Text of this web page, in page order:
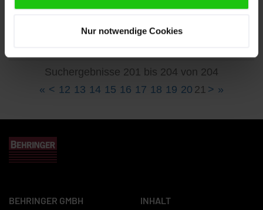
Nur notwendige Cookies
Suchergebnisse 201 bis 204 von 204
« < 12 13 14 15 16 17 18 19 20 21 > »
BEHRINGER GMBH INHALT